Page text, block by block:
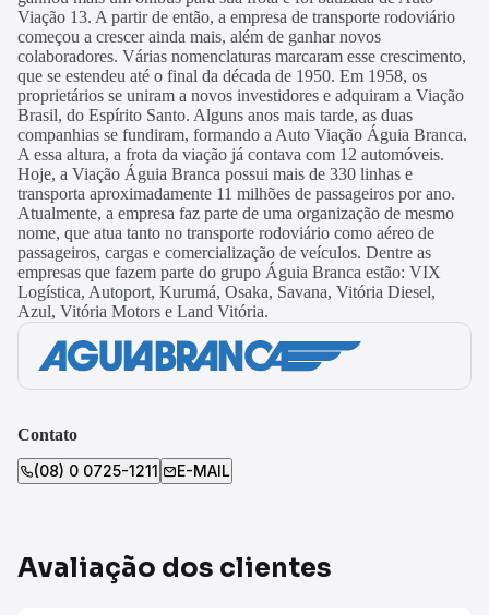
Viação 13. A partir de então, a empresa de transporte rodoviário
começou a crescer ainda mais, além de ganhar novos
colaboradores. Várias nomenclaturas marcaram esse crescimento,
que se estendeu até o final da década de 1950. Em 1958, os
proprietários se uniram a novos investidores e adquiram a Viação
Brasil, do Espírito Santo. Alguns anos mais tarde, as duas
companhias se fundiram, formando a Auto Viação Águia Branca.
A essa altura, a frota da viação já contava com 12 automóveis.
Hoje, a Viação Águia Branca possui mais de 330 linhas e
transporta aproximadamente 11 milhões de passageiros por ano.
Atualmente, a empresa faz parte de uma organização de mesmo
nome, que atua tanto no transporte rodoviário como aéreo de
passageiros, cargas e comercialização de veículos. Dentre as
empresas que fazem parte do grupo Águia Branca estão: VIX
Logística, Autoport, Kurumá, Osaka, Savana, Vitória Diesel,
Azul, Vitória Motors e Land Vitória.
Contato
(08) 0 0725-1211
E-MAIL
Avaliação dos clientes